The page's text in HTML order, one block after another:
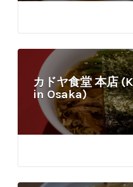
カドヤ食堂 本店
in Osaka)